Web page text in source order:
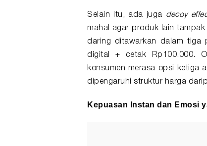
Selain itu, ada juga decoy
mahal agar produk lain
daring ditawarkan dalam tiga
digital + cetak Rp100.000.
konsumen merasa opsi ketiga
dipengaruhi struktur harga
Kepuasan Instan dan Emosi